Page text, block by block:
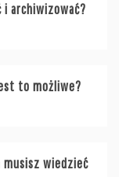
archiwizować?
to możliwe?
musisz wiedzieć